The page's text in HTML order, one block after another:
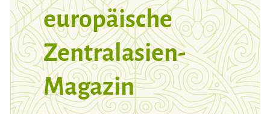
europäische
Zentralasien-
Magazin